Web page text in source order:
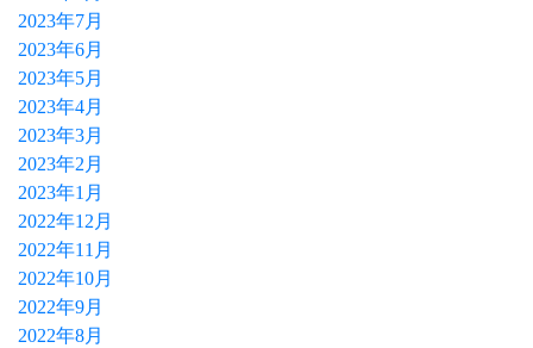
2023年7月
2023年6月
2023年5月
2023年4月
2023年3月
2023年2月
2023年1月
2022年12月
2022年11月
2022年10月
2022年9月
2022年8月